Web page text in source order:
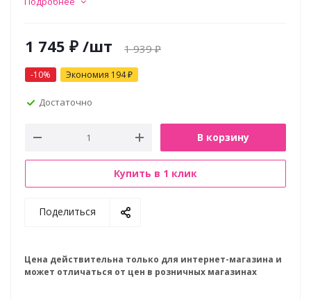
1 745 ₽ /шт 1 939₽
-10% Экономия 194₽
Достаточно
В корзину
Купить в 1 клик
Поделиться
Цена действительна только для интернет-магазина и
может отличаться от цен в розничных магазинах